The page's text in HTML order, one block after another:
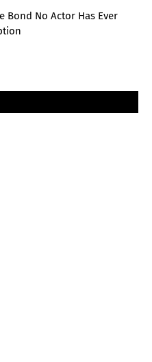
Bond No Actor Has Ever